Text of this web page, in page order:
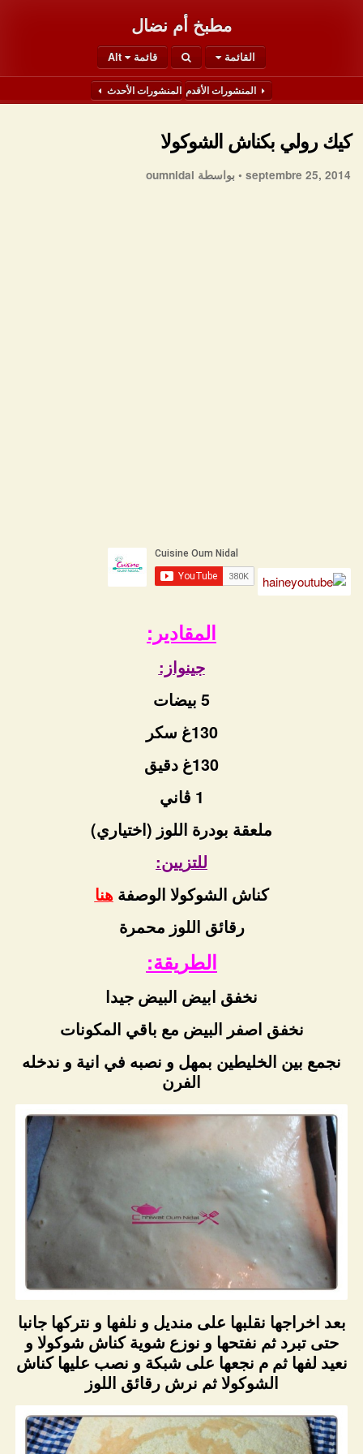
مطبخ أم نضال
القائمة قائمة Alt
المنشورات الأقدم المنشورات الأحدث
كيك رولي بكناش الشوكولا
septembre 25, 2014 • بواسطة oumnidal
المقادير:
جينواز:
5 بيضات
130غ سكر
130غ دقيق
1 ڤاني
ملعقة بودرة اللوز (اختياري)
للتزيين:
كناش الشوكولا الوصفةهنا
رقائق اللوز محمرة
الطريقة:
نخفق ابيض البيض جيدا
نخفق اصفر البيض مع باقي المكونات
نجمع بين الخليطين بمهل و نصبه في انية و ندخله
الفرن
بعد اخراجها نقلبها على منديل و نلفها و نتركها جانبا
حتى تبرد ثم نفتحها و نوزع شوية كناش شوكولا و
نعيد لفها ثم م نجعها على شبكة و نصب عليها كناش
الشوكولا ثم نرش رقائق اللوز